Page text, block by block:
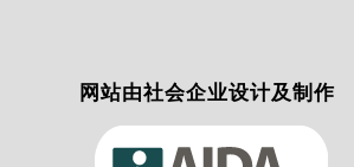
网站由社会企业设计及制作